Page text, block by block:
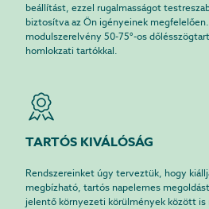
beállítást, ezzel rugalmasságot
biztosítva az Ön igényeinek
modulszerelvény 50-75°-os
homlokzati tartókkal.
TARTÓS KIVÁLÓSÁG
Rendszereinket úgy terveztük, hogy
megbízható, tartós napelemes
jelentő környezeti körülmények között is